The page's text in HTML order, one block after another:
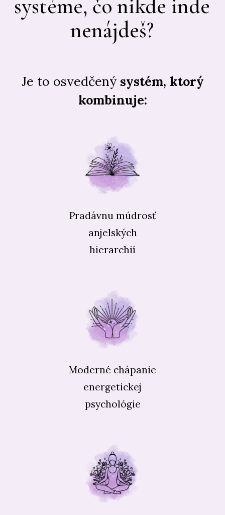
systéme, čo nikde inde
nenájdeš?
Je to osvedčený systém, ktorý
kombinuje:
Pradávnu múdrosť
anjelských
hierarchií
Moderné chápanie
energetickej
psychológie